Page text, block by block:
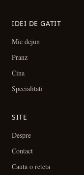
IDEI DE GATIT
Mic dejun
Pranz
Cina
Specialitati
SITE
Despre
Contact
Cauta o reteta